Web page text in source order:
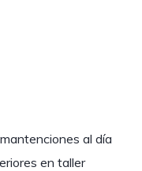
al día
en taller